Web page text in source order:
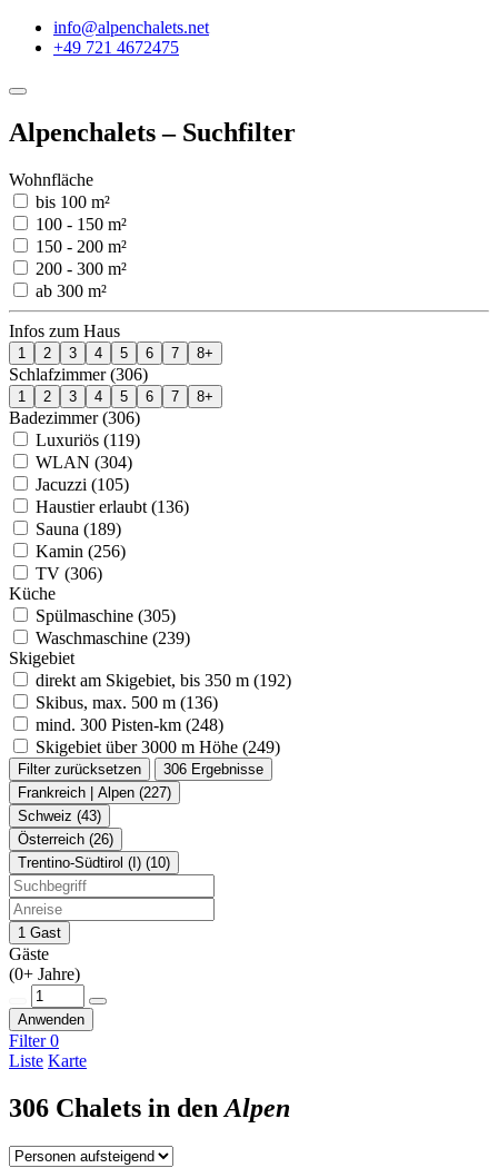
info@alpenchalets.net
+49 721 4672475
Alpenchalets – Suchfilter
Wohnfläche
bis 100 m²
100 - 150 m²
150 - 200 m²
200 - 300 m²
ab 300 m²
Infos zum Haus
1 2 3 4 5 6 7 8+
Schlafzimmer (306)
1 2 3 4 5 6 7 8+
Badezimmer (306)
Luxuriös (119)
WLAN (304)
Jacuzzi (105)
Haustier erlaubt (136)
Sauna (189)
Kamin (256)
TV (306)
Küche
Spülmaschine (305)
Waschmaschine (239)
Skigebiet
direkt am Skigebiet, bis 350 m (192)
Skibus, max. 500 m (136)
mind. 300 Pisten-km (248)
Skigebiet über 3000 m Höhe (249)
Filter zurücksetzen
306 Ergebnisse
Frankreich | Alpen (227)
Schweiz (43)
Österreich (26)
Trentino-Südtirol (I) (10)
1 Gast
Gäste
(0+ Jahre)
Anwenden
Filter0
Liste Karte
306 Chalets in den Alpen